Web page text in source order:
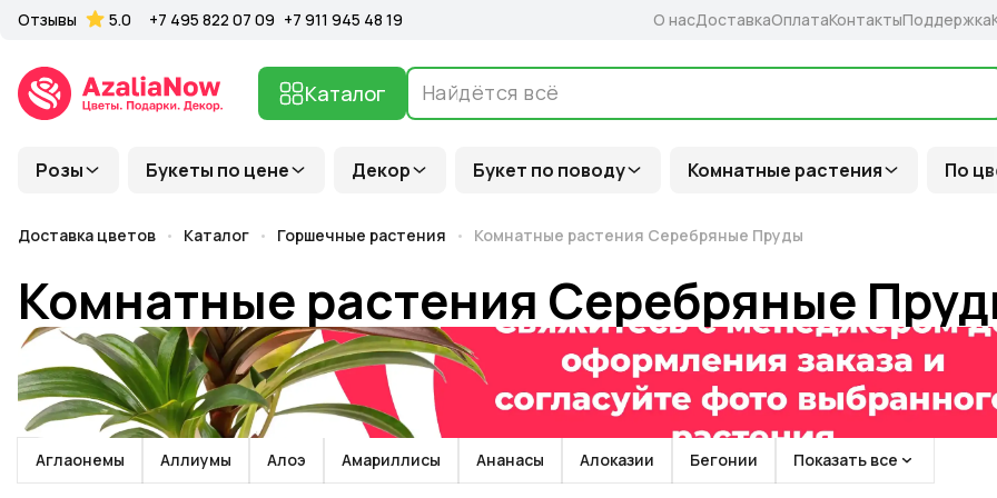
Розы Букеты по цене Декор Букет по поводу Комнатные растения По
Каталог
Отзывы 5.0 +7 495 822 07 09 +7 911 945 48 19 О насДоставкаОплатаКонтактыПоддержка
Доставка цветов Каталог Горшечные растения Комнатные растения Серебряные Пруды
Комнатные растения Серебряные
Аглаонемы Аллиумы Алоэ Амариллисы Ананасы Алоказии Бегонии Показать все